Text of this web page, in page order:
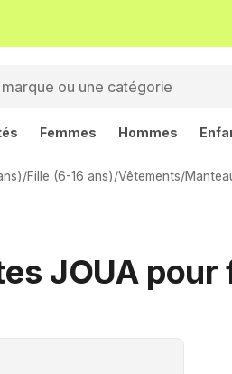
Femmes Hommes
/Fille (6-16 ans)/Vêtements/
JOUA